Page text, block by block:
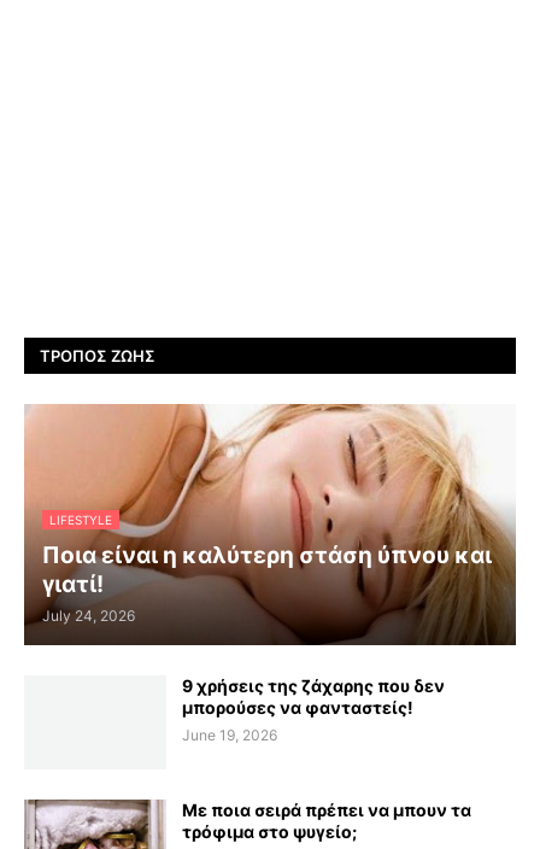
ΤΡΌΠΟΣ ΖΩΉΣ
LIFESTYLE
Ποια είναι η καλύτερη στάση ύπνου και
γιατί!
July 24, 2026
9 χρήσεις της ζάχαρης που δεν
μπορούσες να φανταστείς!
June 19, 2026
Με ποια σειρά πρέπει να μπουν τα
τρόφιμα στο ψυγείο;